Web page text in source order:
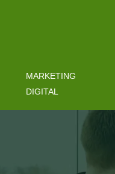
MARKETING
DIGITAL